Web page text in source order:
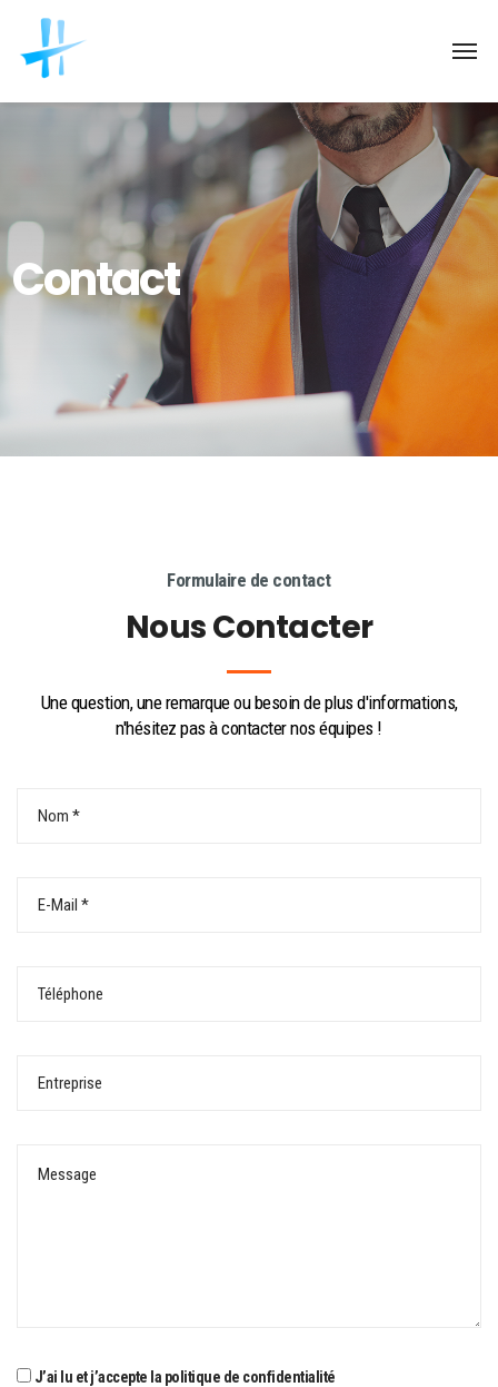
Contact
Formulaire de contact
Nous Contacter
Une question, une remarque ou besoin de plus d'informations,
n'hésitez pas à contacter nos équipes !
J’ai lu et j’accepte la politique de confidentialité